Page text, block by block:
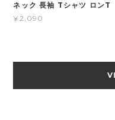
ネック 長袖 Tシャツ ロンT
¥2,090